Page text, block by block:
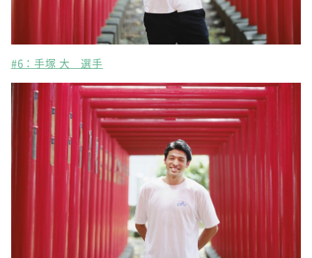
#6：手塚 大 選手